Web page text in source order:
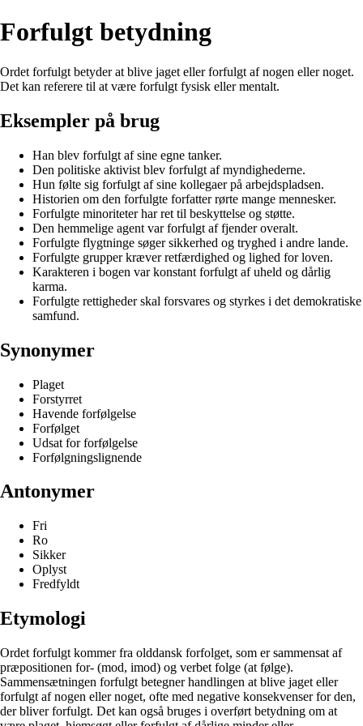
Forfulgt betydning
Ordet forfulgt betyder at blive jaget eller forfulgt af nogen eller noget.
Det kan referere til at være forfulgt fysisk eller mentalt.
Eksempler på brug
Han blev forfulgt af sine egne tanker.
Den politiske aktivist blev forfulgt af myndighederne.
Hun følte sig forfulgt af sine kollegaer på arbejdspladsen.
Historien om den forfulgte forfatter rørte mange mennesker.
Forfulgte minoriteter har ret til beskyttelse og støtte.
Den hemmelige agent var forfulgt af fjender overalt.
Forfulgte flygtninge søger sikkerhed og tryghed i andre lande.
Forfulgte grupper kræver retfærdighed og lighed for loven.
Karakteren i bogen var konstant forfulgt af uheld og dårlig
karma.
Forfulgte rettigheder skal forsvares og styrkes i det demokratiske
samfund.
Synonymer
Plaget
Forstyrret
Havende forfølgelse
Forfølget
Udsat for forfølgelse
Forfølgningslignende
Antonymer
Fri
Ro
Sikker
Oplyst
Fredfyldt
Etymologi
Ordet forfulgt kommer fra olddansk forfolget, som er sammensat af
præpositionen for- (mod, imod) og verbet folge (at følge).
Sammensætningen forfulgt betegner handlingen at blive jaget eller
forfulgt af nogen eller noget, ofte med negative konsekvenser for den,
der bliver forfulgt. Det kan også bruges i overført betydning om at